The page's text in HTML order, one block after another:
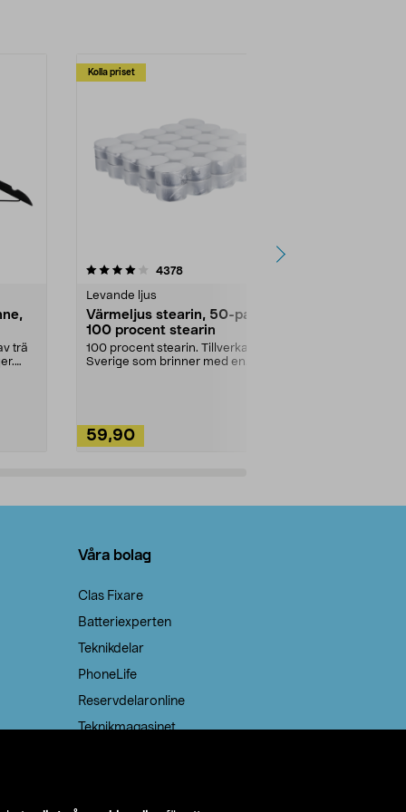
trä
Kolla priset
4378recensioner
Levande ljus
Värmeljus stearin, 50-pack,
100 procent stearin
100 procent stearin. Tillverkade i
Sverige som brinner med en
59,90
4.5av 5 stjärnor
Våra bolag
Clas Fixare
Batteriexperten
Teknikdelar
PhoneLife
Reservdelaronline
Teknikmagasinet